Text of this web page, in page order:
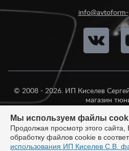
© 2008 - 2026. ИП Киселев
магазин
Мы используем файлы
Продолжая просмотр этого сайта,
обработку файлов cookie в
использования ИП Киселев С.В.